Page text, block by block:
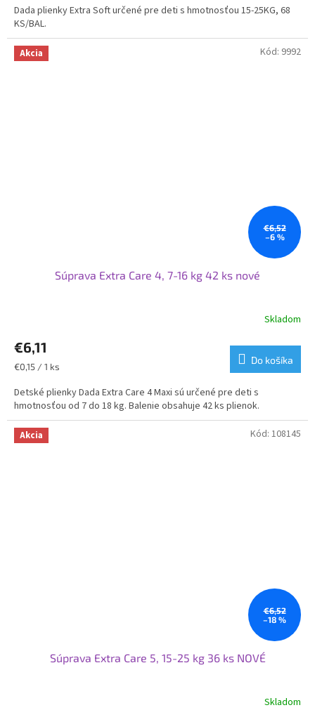
z
5
hviezdičiek.
Dada plienky Extra Soft určené pre deti s hmotnosťou 15-25KG, 68
KS/BAL.
Akcia
€6,52
–6 %
Súprava Extra Care 4, 7-16 kg 42 ks nové
produktu
je
5,0
z
5
Skladom
€6,11
Jednotková
€0,15 / 1 ks
Do košíka
Detské plienky Dada Extra Care 4 Maxi sú určené pre deti s
hmotnosťou od 7 do 18 kg. Balenie obsahuje 42 ks plienok.
Kód: 9992
Akcia
€6,52
–18 %
Súprava Extra Care 5, 15-25 kg 36 ks NOVÉ
Skladom
Kód: 108145